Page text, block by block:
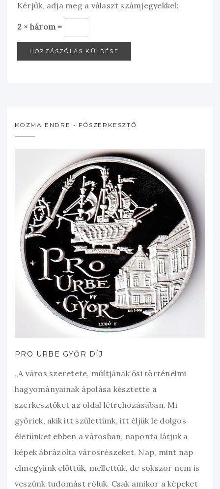
Kérjük, adja meg a választ számjegyekkel:
2 × három =
KOZMA ENDRE - FŐSZERKESZTŐ
PRO URBE GYŐR DÍJ
„A város szeretete, múltjának ősi történelmi
hagyományainak ápolása késztette a
szerkesztőket az oldal létrehozásában. Mi
győriek, akik itt születtünk, itt éljük le dolgos
életünket ebben a városban, naponta látjuk a
képek ábrázolta városrészeket. Nap, mint nap
elmegyünk előttük, mellettük, de sokszor nem is
veszünk tudomást róluk. Csak amikor a képeket